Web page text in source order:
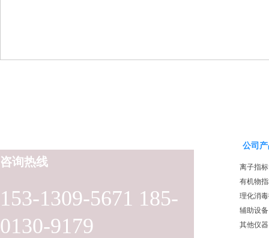
153-1309-5671 185-
0130-9179
咨询热线
公司
离子指标
有机物
理化消
辅助设备
其他仪器